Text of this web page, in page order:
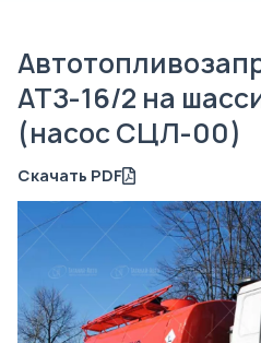
АТЗ-16/2 на
(насос СЦЛ-00)
Скачать PDF